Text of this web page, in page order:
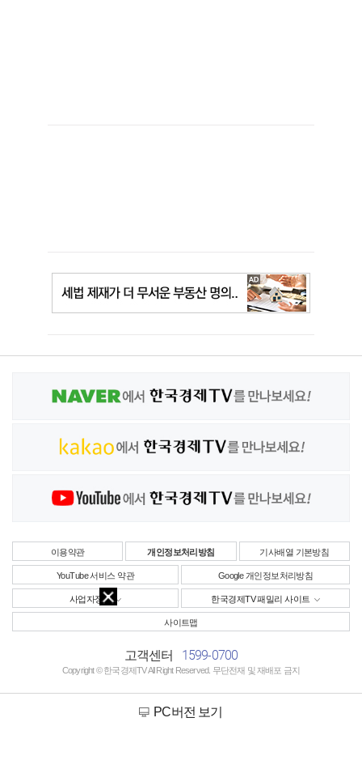
이용약관 개인정보처리방침 기사배열 기본방침
YouTube 서비스 약관 Google 개인정보처리방침
사업자정보 한국경제TV 패밀리 사이트
사이트맵
고객센터 1599-0700
Copyright © 한국경제TV All Right Reserved. 무단전재 및 재배포 금지
PC버전 보기